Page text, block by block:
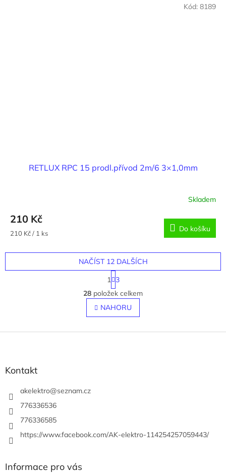
RETLUX RPC 15 prodl.přívod 2m/6 3×1,0mm
Skladem
210 Kč
Měrná
210 Kč / 1 ks Do košíku
Kód: 8189
O
v
l
á
p
NAČÍST 12 DALŠÍCH
S
t
r
á
n
k
v
1
3
28 položek celkem
NAHORU
Z
Kontakt
akelektro@seznam.cz
776336536
776336585
https://www.facebook.com/AK-elektro-114254257059443/
Informace pro vás